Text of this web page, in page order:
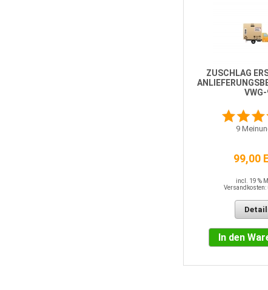
ZUSCHLAG
9
99,00
incl. 19 %
Versandkosten:
In den